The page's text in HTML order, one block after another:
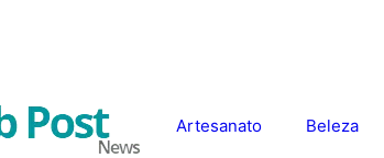
Artesanato Beleza